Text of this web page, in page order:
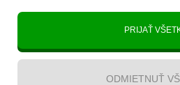
reprezentovať vás a váš
výber nakrytoland.ska
PRIJAŤ
ODMIETNUŤ